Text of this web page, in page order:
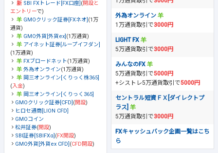
SBI FXトレード[FX口座] (開設と
エントリーで)
GMOクリック証券[FXネオ] (1万
通貨)
GMO外貨[外貨ex] (1万通貨)
アイネット証券[ループイフダン]
(1万通貨)
FXブロードネット(1万通貨)
外為オンライン(1万通貨)
岡三オンライン[くりっく株365]
(入金)
岡三オンライン[くりっく365]
GMOクリック証券[CFD] (開設)
ヒロセ通商[LION CFD]
GMOコイン
松井証券(開設)
SBI証券[SBIFXα] (FX開設)
GMO外貨[外貨ex CFD] (CFD開設)
外為オンライン
1万通貨取引で3000円
LIGHT FX
5万通貨取引で3000円
みんなのFX
5万通貨取引で5000円
+シストレ5万通貨取引で5000円
セントラル短資ＦＸ[ダイレクトプ
ラス]
5万通貨取引で3000円
FXキャッシュバック企画一覧はこち
ら